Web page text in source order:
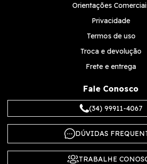
Orientações
Privacidade
Termos de uso
Troca e devolução
Frete e entrega
Fale Conosco
(34) 99911-4067
DÚVIDAS
TRABALHE